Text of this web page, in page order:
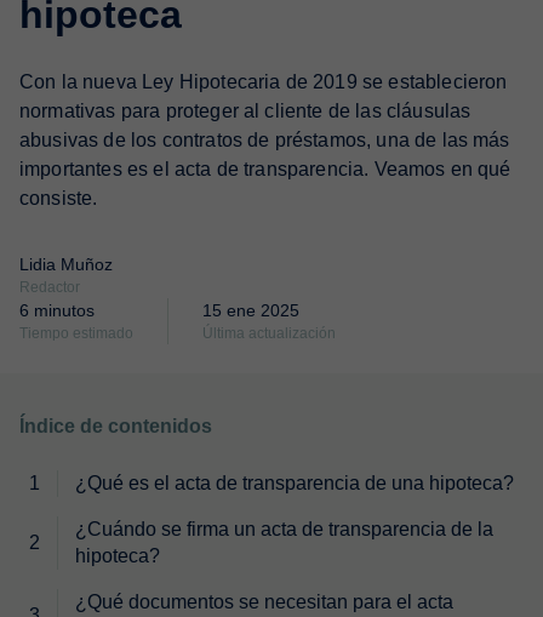
hipoteca
Con la nueva Ley Hipotecaria de 2019 se establecieron
normativas para proteger al cliente de las cláusulas
abusivas de los contratos de préstamos, una de las más
importantes es el acta de transparencia. Veamos en qué
consiste.
Lidia Muñoz
Redactor
6 minutos
Tiempo estimado
15 ene 2025
Última actualización
Índice de contenidos
¿Qué es el acta de transparencia de una hipoteca?
¿Cuándo se firma un acta de transparencia de la
hipoteca?
¿Qué documentos se necesitan para el acta